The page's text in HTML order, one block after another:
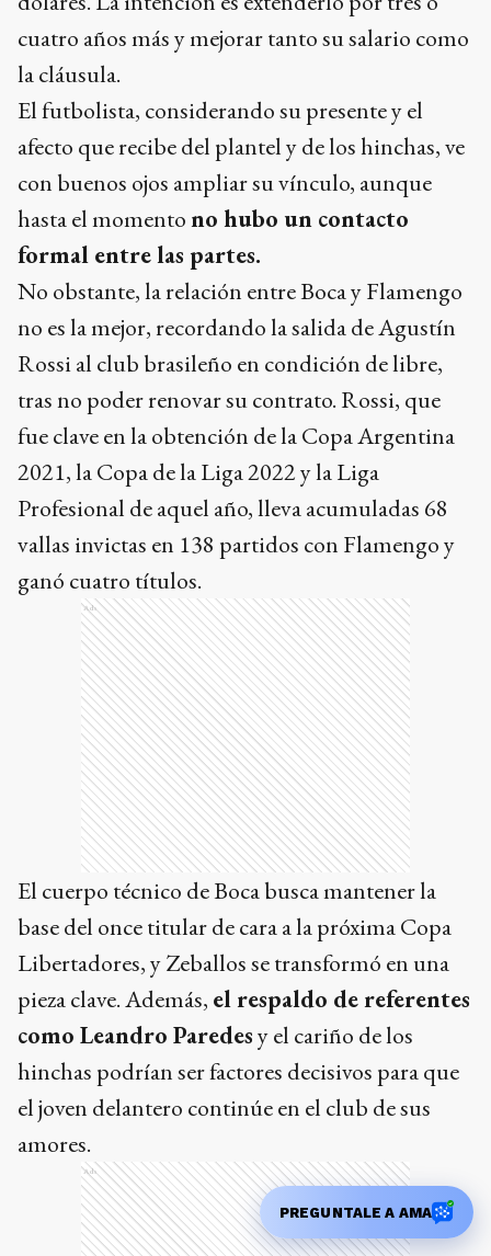
cuatro años más y mejorar tanto su salario como
la cláusula.
El futbolista, considerando su presente y el
afecto que recibe del plantel y de los hinchas, ve
con buenos ojos ampliar su vínculo, aunque
hasta el momentono hubo un contacto
formal entre las partes.
No obstante, la relación entre Boca y Flamengo
no es la mejor, recordando la salida de Agustín
Rossi al club brasileño en condición de libre,
tras no poder renovar su contrato. Rossi, que
fue clave en la obtención de la Copa Argentina
2021, la Copa de la Liga 2022 y la Liga
Profesional de aquel año, lleva acumuladas 68
vallas invictas en 138 partidos con Flamengo y
ganó cuatro títulos.
Ads
El cuerpo técnico de Boca busca mantener la
base del once titular de cara a la próxima Copa
Libertadores, y Zeballos se transformó en una
pieza clave. Además, el respaldo de referentes
como Leandro Paredesy el cariño de los
hinchas podrían ser factores decisivos para que
el joven delantero continúe en el club de sus
amores.
Ads
PREGUNTALE A AMA